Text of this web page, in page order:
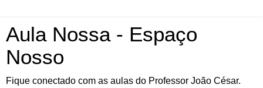
Aula Nossa - Espaço
Nosso
Fique conectado com as aulas do Professor João César.